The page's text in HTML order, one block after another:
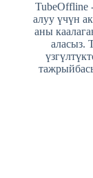
TubeOffline
алуу үчүн
аны
аласыз.